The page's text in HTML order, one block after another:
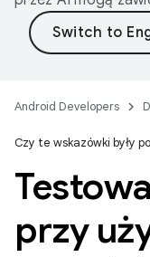
Android Developers
Czy te wskazówki były
przy